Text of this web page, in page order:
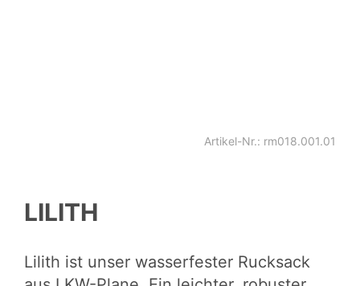
Artikel-Nr.: rm018.001.01
LILITH
Lilith ist unser wasserfester Rucksack